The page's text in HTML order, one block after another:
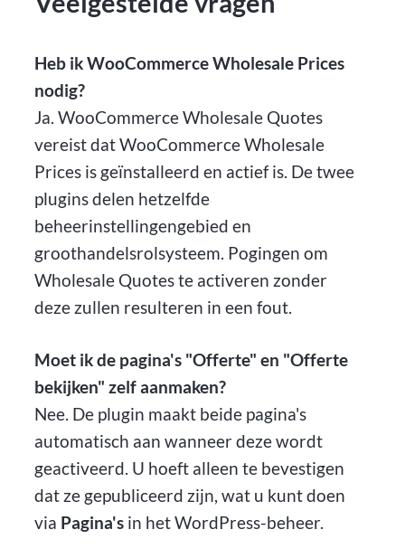
Heb ik WooCommerce Wholesale Prices
nodig?
Ja. WooCommerce Wholesale Quotes
vereist dat WooCommerce Wholesale
Prices is geïnstalleerd en actief is. De twee
plugins delen hetzelfde
beheerinstellingengebied en
groothandelsrolsysteem. Pogingen om
Wholesale Quotes te activeren zonder
deze zullen resulteren in een fout.
Moet ik de pagina's "Offerte" en "Offerte
bekijken" zelf aanmaken?
Nee. De plugin maakt beide pagina's
automatisch aan wanneer deze wordt
geactiveerd. U hoeft alleen te bevestigen
dat ze gepubliceerd zijn, wat u kunt doen
via Pagina's in het WordPress-beheer.